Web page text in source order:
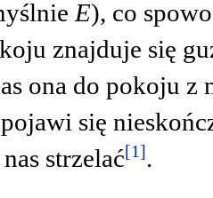
E), co
znajduje się
ona do pokoju
się
strzelać[1] .